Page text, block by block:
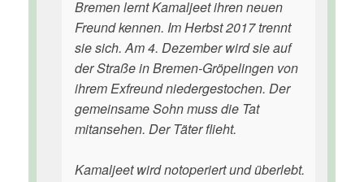
Bremen lernt Kamaljeet ihren neuen
Freund kennen. Im Herbst 2017 trennt
sie sich. Am 4. Dezember wird sie auf
der Straße in Bremen-Gröpelingen von
ihrem Exfreund niedergestochen. Der
gemeinsame Sohn muss die Tat
mitansehen. Der Täter flieht.
Kamaljeet wird notoperiert und überlebt.